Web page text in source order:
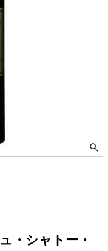
・シャトー・